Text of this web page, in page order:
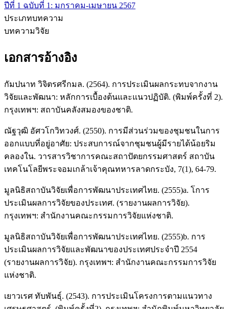
ปีที่ 1 ฉบับที่ 1: มกราคม-เมษายน 2567
ประเภทบทความ
บทความวิจัย
เอกสารอ้างอิง
กัมปนาท วิจิตรศรีกมล. (2564). การประเมินผลกระทบจากงาน
วิจัยและพัฒนา: หลักการเบื้องต้นและแนวปฏิบัติ. (พิมพ์ครั้งที่ 2).
กรุงเทพฯ: สถาบันคลังสมองของชาติ.
ณัฐวุฒิ อัศวโกวิทวงศ์. (2550). การมีส่วนร่วมของชุมชนในการ
ออกแบบที่อยู่อาศัย: ประสบการณ์จากชุมชนผู้มีรายได้น้อยริม
คลองใน. วารสารวิชาการคณะสถาปัตยกรรมศาสตร์ สถาบัน
เทคโนโลยีพระจอมเกล้าเจ้าคุณทหารลาดกระบัง, 7(1), 64-79.
มูลนิธิสถาบันวิจัยเพื่อการพัฒนาประเทศไทย. (2555)a. โการ
ประเมินผลการวิจัยของประเทศ. (รายงานผลการวิจัย).
กรุงเทพฯ: สำนักงานคณะกรรมการวิจัยแห่งชาติ.
มูลนิธิสถาบันวิจัยเพื่อการพัฒนาประเทศไทย. (2555)b. การ
ประเมินผลการวิจัยและพัฒนาของประเทศประจำปี 2554
(รายงานผลการวิจัย). กรุงเทพฯ: สำนักงานคณะกรรมการวิจัย
แห่งชาติ.
เยาวเรศ ทับพันธุ์. (2543). การประเมินโครงการตามแนวทาง